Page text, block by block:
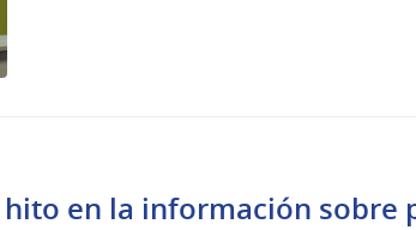
hito en la información